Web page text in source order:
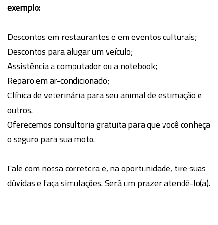
exemplo:
Descontos em restaurantes e em eventos culturais;
Descontos para alugar um veículo;
Assistência a computador ou a notebook;
Reparo em ar-condicionado;
Clínica de veterinária para seu animal de estimação e
outros.
Oferecemos consultoria gratuita para que você conheça
o seguro para sua moto.
Fale com nossa corretora e, na oportunidade, tire suas
dúvidas e faça simulações. Será um prazer atendê-lo(a).